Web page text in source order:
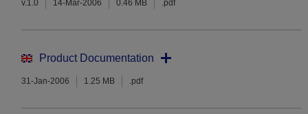
v.1.0 14-Mar-2006 0.46 MB .pdf
Product Documentation
31-Jan-2006 1.25 MB .pdf